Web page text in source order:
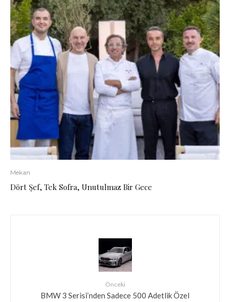
Mekan
Dört Şef, Tek Sofra, Unutulmaz Bir Gece
Önceki
BMW 3 Serisi’nden Sadece 500 Adetlik Özel